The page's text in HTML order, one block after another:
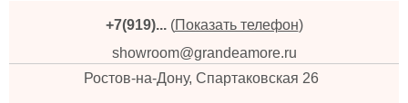
+7(919)... (Показать телефон)
showroom@grandeamore.ru
Ростов-на-Дону, Спартаковская 26